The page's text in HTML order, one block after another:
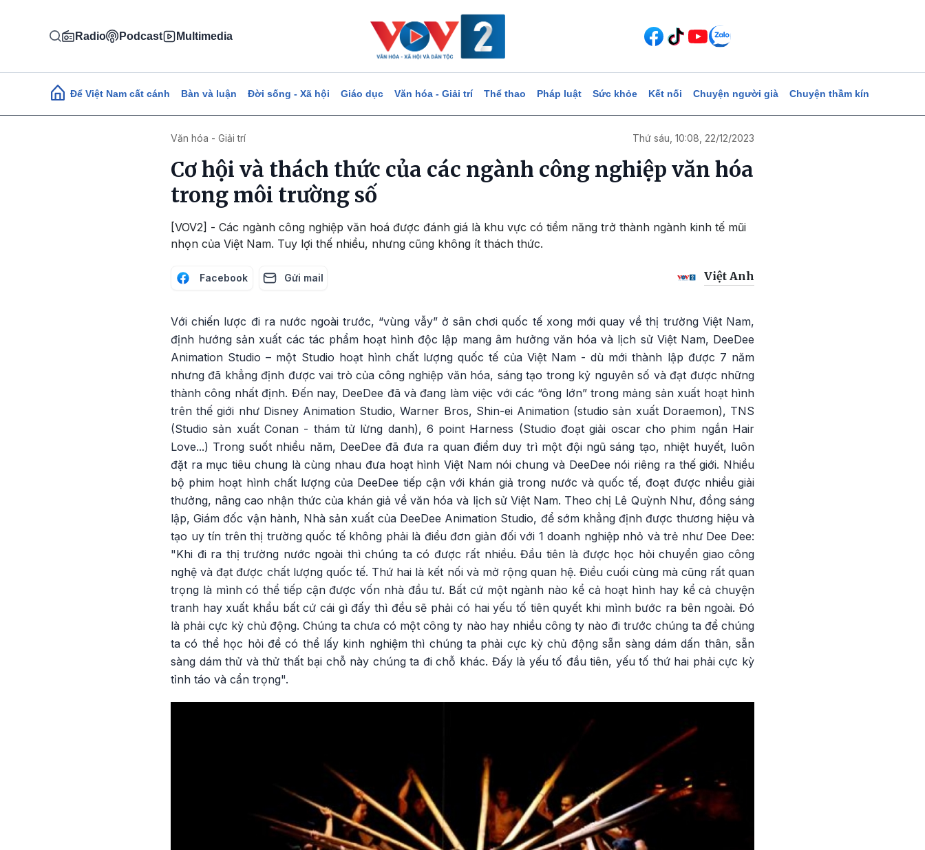
Radio Podcast Multimedia
Main navigation
Để Việt Nam cất cánh Bàn và luận Đời sống - Xã hội Giáo dục Văn hóa - Giải trí Thể thao Pháp luật Sức khỏe Kết nối Chuyện người già Chuyện thầm kín
Văn hóa - Giải trí Thứ sáu, 10:08, 22/12/2023
Cơ hội và thách thức của các ngành công nghiệp văn hóa
trong môi trường số
[VOV2] - Các ngành công nghiệp văn hoá được đánh giá là khu vực có tiềm năng trở thành ngành kinh tế mũi
nhọn của Việt Nam. Tuy lợi thế nhiều, nhưng cũng không ít thách thức.
Facebook Gửi mail Việt Anh
Với chiến lược đi ra nước ngoài trước, “vùng vẫy” ở sân chơi quốc tế xong mới quay về thị trường Việt Nam,
định hướng sản xuất các tác phẩm hoạt hình độc lập mang âm hưởng văn hóa và lịch sử Việt Nam, DeeDee
Animation Studio – một Studio hoạt hình chất lượng quốc tế của Việt Nam - dù mới thành lập được 7 năm
nhưng đã khẳng định được vai trò của công nghiệp văn hóa, sáng tạo trong kỷ nguyên số và đạt được những
thành công nhất định. Đến nay, DeeDee đã và đang làm việc với các “ông lớn” trong mảng sản xuất hoạt hình
trên thế giới như Disney Animation Studio, Warner Bros, Shin-ei Animation (studio sản xuất Doraemon), TNS
(Studio sản xuất Conan - thám tử lừng danh), 6 point Harness (Studio đoạt giải oscar cho phim ngắn Hair
Love...) Trong suốt nhiều năm, DeeDee đã đưa ra quan điểm duy trì một đội ngũ sáng tạo, nhiệt huyết, luôn
đặt ra mục tiêu chung là cùng nhau đưa hoạt hình Việt Nam nói chung và DeeDee nói riêng ra thế giới. Nhiều
bộ phim hoạt hình chất lượng của DeeDee tiếp cận với khán giả trong nước và quốc tế, đoạt được nhiều giải
thưởng, nâng cao nhận thức của khán giả về văn hóa và lịch sử Việt Nam. Theo chị Lê Quỳnh Như, đồng sáng
lập, Giám đốc vận hành, Nhà sản xuất của DeeDee Animation Studio, để sớm khẳng định được thương hiệu và
tạo uy tín trên thị trường quốc tế không phải là điều đơn giản đối với 1 doanh nghiệp nhỏ và trẻ như Dee Dee:
"Khi đi ra thị trường nước ngoài thì chúng ta có được rất nhiều. Đầu tiên là được học hỏi chuyển giao công
nghệ và đạt được chất lượng quốc tế. Thứ hai là kết nối và mở rộng quan hệ. Điều cuối cùng mà cũng rất quan
trọng là mình có thể tiếp cận được vốn nhà đầu tư. Bất cứ một ngành nào kể cả hoạt hình hay kể cả chuyện
tranh hay xuất khẩu bất cứ cái gì đấy thì đều sẽ phải có hai yếu tố tiên quyết khi mình bước ra bên ngoài. Đó
là phải cực kỳ chủ động. Chúng ta chưa có một công ty nào hay nhiều công ty nào đi trước chúng ta để chúng
ta có thể học hỏi để có thể lấy kinh nghiệm thì chúng ta phải cực kỳ chủ động sẵn sàng dám dấn thân, sẵn
sàng dám thử và thử thất bại chỗ này chúng ta đi chỗ khác. Đấy là yếu tố đầu tiên, yếu tố thứ hai phải cực kỳ
tỉnh táo và cẩn trọng".